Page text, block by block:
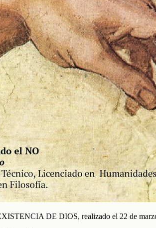
DE DIOS, realizado el 22 de